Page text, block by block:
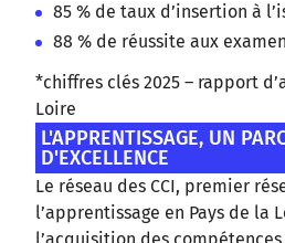
85 % de taux d’insertion à
88 % de réussite aux
*chiffres clés 2025 – rapport
Loire
L'APPRENTISSAGE, UN
D'EXCELLENCE
Le réseau des CCI, premier
l’apprentissage en Pays de la